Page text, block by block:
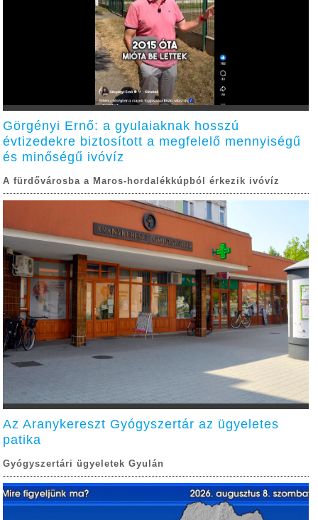
Görgényi Ernő: a gyulaiaknak hosszú
évtizedekre biztosított a megfelelő mennyiségű
és minőségű ivóvíz
A fürdővárosba a Maros-hordalékkúpból érkezik ivóvíz
Az Aranykereszt Gyógyszertár az ügyeletes
patika
Gyógyszertári ügyeletek Gyulán